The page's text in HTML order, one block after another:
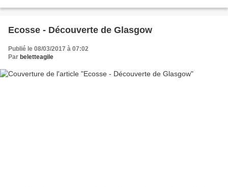
Ecosse - Découverte de Glasgow
Publié le 08/03/2017 à 07:02
Par beletteagile